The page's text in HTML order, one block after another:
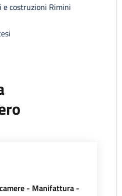
e costruzioni Rimini
- Manifattura -